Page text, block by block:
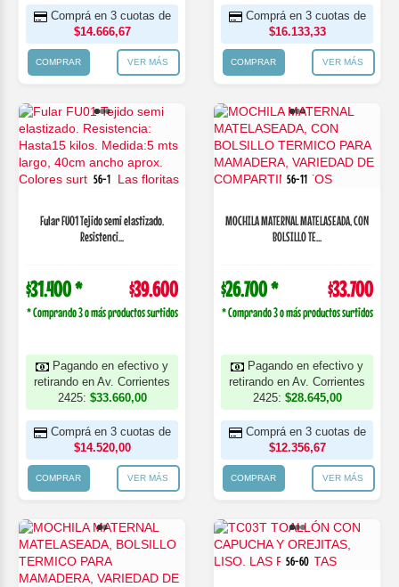
Comprá en 3 cuotas de
$14.666,67
COMPRAR VER MÁS
Comprá en 3 cuotas de
$16.133,33
COMPRAR VER MÁS
56-1
Fular FU01 Tejido semi elastizado.
Resistenci...
$31.400 * $39.600
* Comprando 3 o más productos surtidos
Pagando en efectivo y
retirando en Av. Corrientes
2425: $33.660,00
Comprá en 3 cuotas de
$14.520,00
COMPRAR VER MÁS
56-11
MOCHILA MATERNAL MATELASEADA, CON
BOLSILLO TE...
$26.700 * $33.700
* Comprando 3 o más productos surtidos
Pagando en efectivo y
retirando en Av. Corrientes
2425: $28.645,00
Comprá en 3 cuotas de
$12.356,67
COMPRAR VER MÁS
56-60